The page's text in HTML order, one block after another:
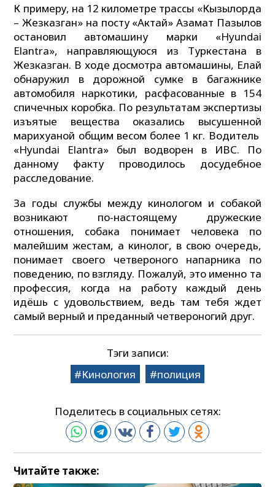
К примеру, на 12 километре трассы «Кызылорда
– Жезказган» на посту «Актай» Азамат Пазылов
остановил автомашину марки «Hyundai
Elantra», направляющуюся из Туркестана в
Жезказган. В ходе досмотра автомашины, Елай
обнаружил в дорожной сумке в багажнике
автомобиля наркотики, расфасованные в 154
спичечных коробка. По результатам экспертизы
изъятые вещества оказались высушенной
марихуаной общим весом более 1 кг. Водитель
«Hyundai Elantra» был водворен в ИВС. По
данному факту проводилось досудебное
расследование.
За годы службы между кинологом и собакой
возникают по-настоящему дружеские
отношения, собака понимает человека по
малейшим жестам, а кинолог, в свою очередь,
понимает своего четвероного напарника по
поведению, по взгляду. Пожалуй, это именно та
профессия, когда на работу каждый день
идёшь с удовольствием, ведь там тебя ждет
самый верный и преданный четвероногий друг.
Тэги записи:
Кинология
полиция
Поделитесь в социальных сетях:
Читайте также: